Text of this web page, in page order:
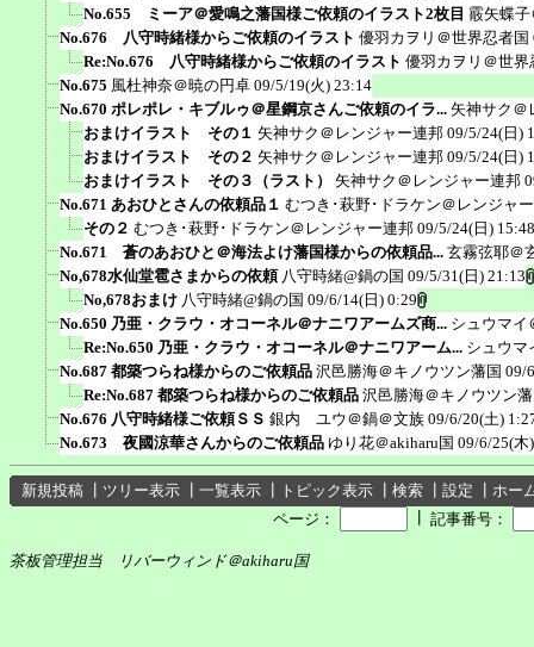
No.655 ミーア＠愛鳴之藩国様ご依頼のイラスト2枚目 霰矢蝶
No.676 八守時緒様からご依頼のイラスト 優羽カヲリ＠世界忍者国
Re:No.676 八守時緒様からご依頼のイラスト 優羽カヲリ＠世界
No.675 風杜神奈＠暁の円卓 09/5/19(火) 23:14
No.670 ポレポレ・キブルゥ＠星鋼京さんご依頼のイラ... 矢神サク＠
おまけイラスト その１ 矢神サク＠レンジャー連邦 09/5/24(日)
おまけイラスト その２ 矢神サク＠レンジャー連邦 09/5/24(日)
おまけイラスト その３（ラスト）
矢神サク＠レンジャー連邦
No.671 あおひとさんの依頼品１ むつき･萩野･ドラケン＠レンジャ
その２ むつき･萩野･ドラケン＠レンジャー連邦 09/5/24(日) 15:48
No.671 蒼のあおひと＠海法よけ藩国様からの依頼品... 玄霧弦耶＠
No,678水仙堂雹さまからの依頼 八守時緒@鍋の国 09/5/31(日) 21:13
No,678おまけ 八守時緒@鍋の国 09/6/14(日) 0:29
No.650 乃亜・クラウ・オコーネル＠ナニワアームズ商... シュウマイ
Re:No.650 乃亜・クラウ・オコーネル＠ナニワアーム... シュウマ
No.687 都築つらね様からのご依頼品 沢邑勝海＠キノウツン藩国 09/
Re:No.687 都築つらね様からのご依頼品 沢邑勝海＠キノウツン
No.676 八守時緒様ご依頼ＳＳ 銀内 ユウ＠鍋＠文族 09/6/20(土)
No.673 夜國涼華さんからのご依頼品 ゆり花＠akiharu国 09/6/25(木
新規投稿 ツリー表示 一覧表示 トピック表示 検索 設定
ホー
ページ：
記事番号：
茶板管理担当 リバーウィンド＠akiharu国